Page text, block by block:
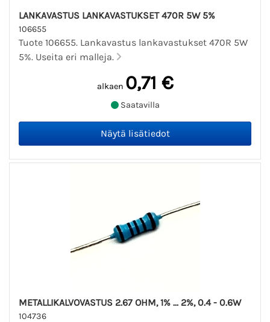
LANKAVASTUS LANKAVASTUKSET 470R 5W 5%
106655
Tuote 106655. Lankavastus lankavastukset 470R 5W
5%. Useita eri malleja.
alkaen 0,71 €
Saatavilla
METALLIKALVOVASTUS 2.67 OHM, 1% ... 2%, 0.4 - 0.6W
104736